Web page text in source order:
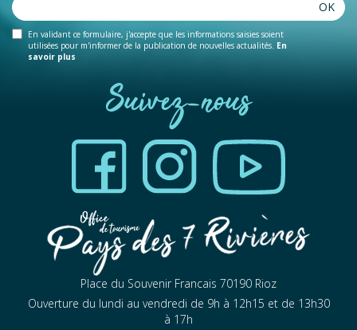
En validant ce formulaire, j'accepte que les informations saisies soient
utilisées pour m'informer de la publication de nouvelles actualités. En
savoir plus
OK
Suivez-nous
Place du Souvenir Francais 70190 Rioz
Ouverture du lundi au vendredi de 9h à 12h15 et de 13h30
à 17h